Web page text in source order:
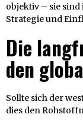
objektiv – sie sind
Strategie und
Die
den
Sollte sich der
dies den